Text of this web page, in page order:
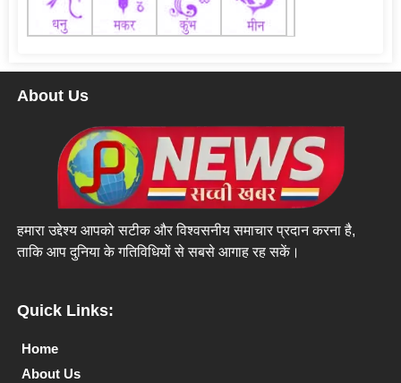
About Us
हमारा उद्देश्य आपको सटीक और विश्वसनीय समाचार प्रदान करना है,
ताकि आप दुनिया के गतिविधियों से सबसे आगाह रह सकें।
Quick Links:
Home
About Us